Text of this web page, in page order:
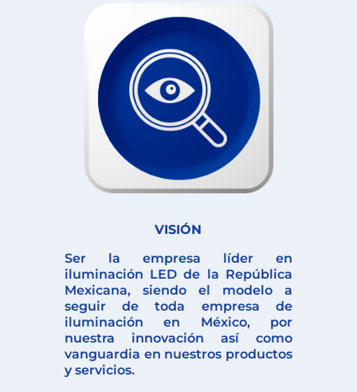
VISIÓN
Ser la empresa líder en
iluminación LED de la República
Mexicana, siendo el modelo a
seguir de toda empresa de
iluminación en México, por
nuestra innovación así como
vanguardia en nuestros productos
y servicios.